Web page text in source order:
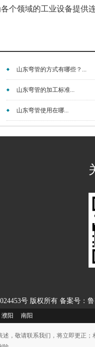
个领域的工业设备提供
山东弯管的方式有哪些？...
山东弯管的加工标准...
山东弯管使用在哪...
号版权所有 备案号：鲁
濮阳 南阳
，敬请联系我们，将立即更正；